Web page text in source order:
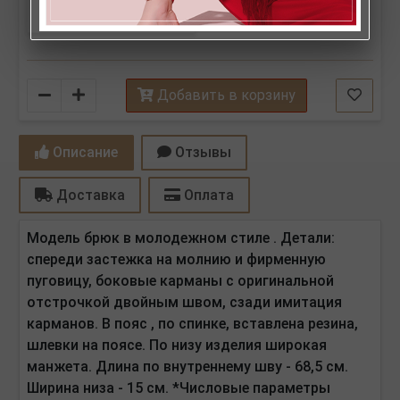
Количество Добавить в корзину
Описание Отзывы
Доставка Оплата
Модель брюк в молодежном стиле . Детали:
спереди застежка на молнию и фирменную
пуговицу, боковые карманы с оригинальной
отстрочкой двойным швом, сзади имитация
карманов. В пояс , по спинке, вставлена резина,
шлевки на поясе. По низу изделия широкая
манжета. Длина по внутреннему шву - 68,5 см.
Ширина низа - 15 см. *Числовые параметры